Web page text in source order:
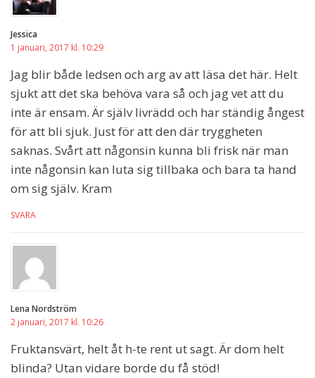
Jessica
1 januari, 2017 kl. 10:29
Jag blir både ledsen och arg av att läsa det här. Helt
sjukt att det ska behöva vara så och jag vet att du
inte är ensam. Är själv livrädd och har ständig ångest
för att bli sjuk. Just för att den där tryggheten
saknas. Svårt att någonsin kunna bli frisk när man
inte någonsin kan luta sig tillbaka och bara ta hand
om sig själv. Kram
SVARA
Lena Nordström
2 januari, 2017 kl. 10:26
Fruktansvärt, helt åt h-te rent ut sagt. Är dom helt
blinda? Utan vidare borde du få stöd!